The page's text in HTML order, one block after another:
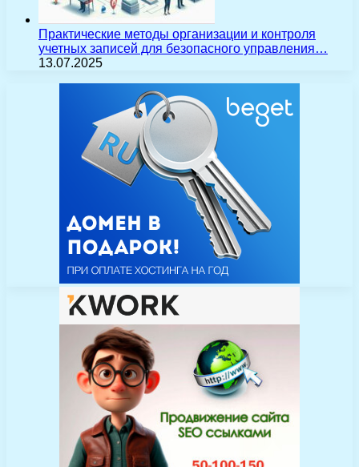
Практические методы организации и контроля
учетных записей для безопасного управления…
13.07.2025